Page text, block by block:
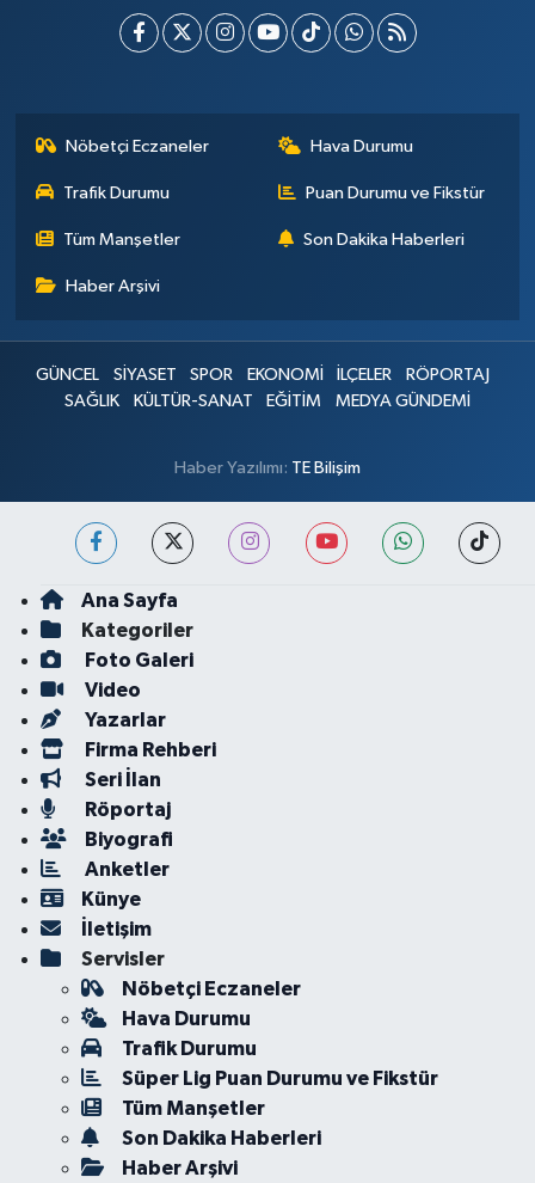
Nöbetçi Eczaneler Hava Durumu
Trafik Durumu Puan Durumu ve Fikstür
Tüm Manşetler Son Dakika Haberleri
Haber Arşivi
GÜNCEL SİYASET SPOR EKONOMİ İLÇELER
RÖPORTAJ
SAĞLIK
KÜLTÜR-SANAT EĞİTİM MEDYA GÜNDEMİ
Haber Yazılımı: TE Bilişim
Ana Sayfa
Kategoriler
Foto Galeri
Video
Yazarlar
Firma Rehberi
Seri İlan
Röportaj
Biyografi
Anketler
Künye
İletişim
Servisler
Nöbetçi Eczaneler
Hava Durumu
Trafik Durumu
Süper Lig Puan Durumu ve Fikstür
Tüm Manşetler
Son Dakika Haberleri
Haber Arşivi